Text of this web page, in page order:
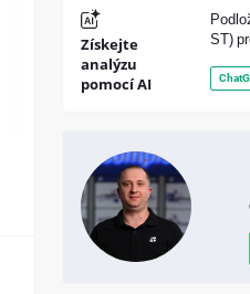
Získejte
analýzu
pomocí AI
ST)